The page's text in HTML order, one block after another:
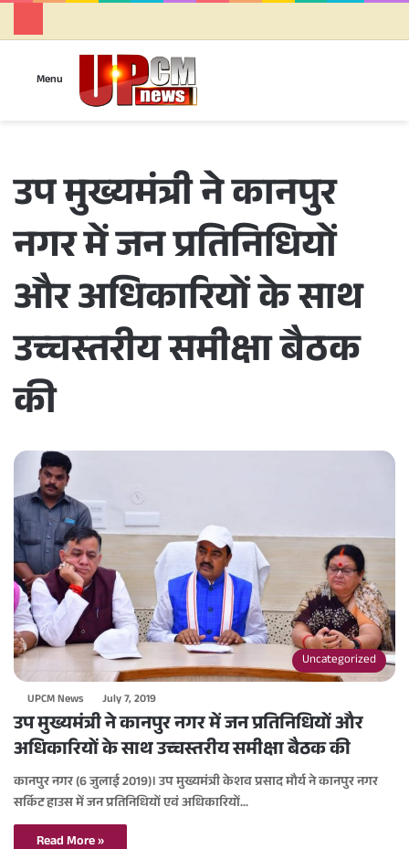
Menu
उप मुख्यमंत्री ने कानपुर
नगर में जन प्रतिनिधियों
और अधिकारियों के साथ
उच्चस्तरीय समीक्षा बैठक
की
Uncategorized
UPCM News July 7, 2019
उप मुख्यमंत्री ने कानपुर नगर में जन प्रतिनिधियों और
अधिकारियों के साथ उच्चस्तरीय समीक्षा बैठक की
कानपुर नगर (6 जुलाई 2019)। उप मुख्यमंत्री केशव प्रसाद मौर्य ने कानपुर नगर
सर्किट हाउस में जन प्रतिनिधियों एवं अधिकारियों…
Read More »